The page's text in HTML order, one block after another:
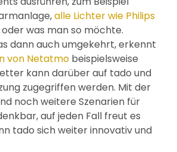
alle Lichter wie Philips
oder was man so möchte.
dann auch umgekehrt, erkennt
von Netatmo beispielsweise
kann darüber auf tado und
zugegriffen werden. Mit der
noch weitere Szenarien für
auf jeden Fall freut es
tado sich weiter innovativ und